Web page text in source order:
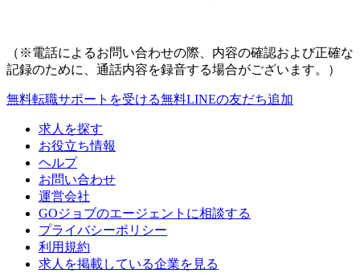
（※電話によるお問い合わせの際、内容の確認および正確な
記録のために、通話内容を録音する場合がございます。）
無料転職サポートを受ける無料LINEの友だち追加
求人を探す
お役立ち情報
ヘルプ
お問い合わせ
運営会社
GOジョブのエージェントに相談する
プライバシーポリシー
利用規約
求人を掲載している企業を見る